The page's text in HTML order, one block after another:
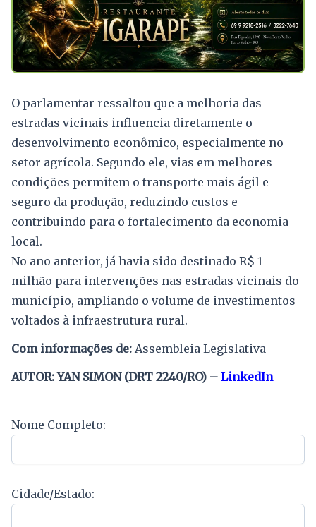
O parlamentar ressaltou que a melhoria das
estradas vicinais influencia diretamente o
desenvolvimento econômico, especialmente no
setor agrícola. Segundo ele, vias em melhores
condições permitem o transporte mais ágil e
seguro da produção, reduzindo custos e
contribuindo para o fortalecimento da economia
local.
No ano anterior, já havia sido destinado R$ 1
milhão para intervenções nas estradas vicinais do
município, ampliando o volume de investimentos
voltados à infraestrutura rural.
Com informações de: Assembleia Legislativa
AUTOR: YAN SIMON (DRT 2240/RO) – LinkedIn
Nome Completo:
Cidade/Estado: